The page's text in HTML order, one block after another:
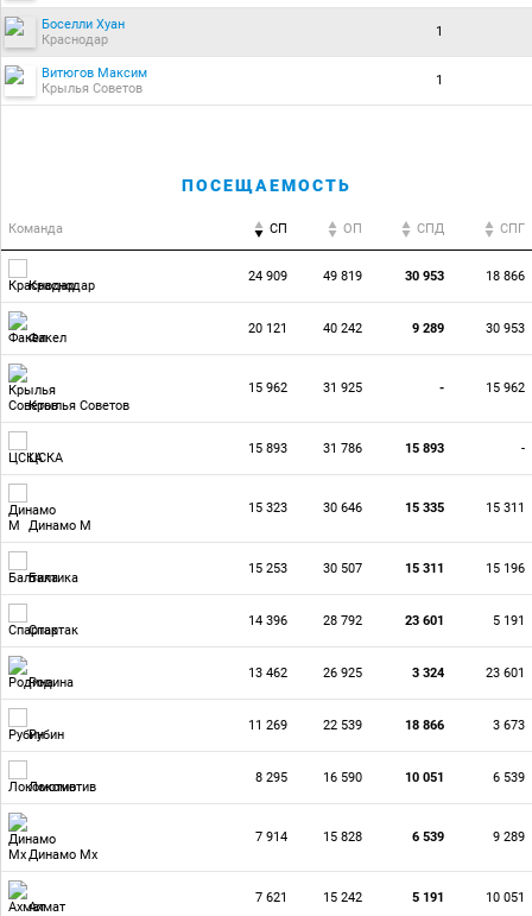
Боселли Хуан
Краснодар
1
Витюгов Максим
Крылья Советов
1
ПОСЕЩАЕМОСТЬ
Команда СП ОП CПД CПГ
Краснодар
24 909 49 819 30 953 18 866
Факел
20 121 40 242 9 289 30 953
Крылья Советов
15 962 31 925 - 15 962
ЦСКА
15 893 31 786 15 893 -
Динамо М
15 323 30 646 15 335 15 311
Балтика
15 253 30 507 15 311 15 196
Спартак
14 396 28 792 23 601 5 191
Родина
13 462 26 925 3 324 23 601
Рубин
11 269 22 539 18 866 3 673
Локомотив
8 295 16 590 10 051 6 539
Динамо Мх
7 914 15 828 6 539 9 289
Ахмат
7 621 15 242 5 191 10 051